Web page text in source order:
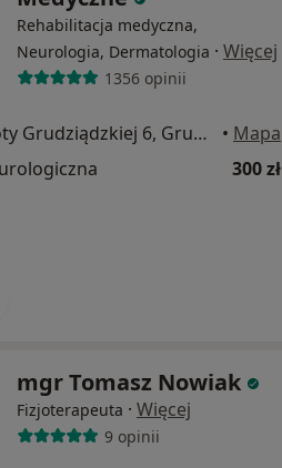
Rehabilitacja medyczna,
Neurologia, Dermatologia · Więcej
1356 opinii
Euromedica Roty Grudziądzkiej 6, Grudziądz • Mapa
300 zł
mgr Tomasz Nowiak
Fizjoterapeuta · Więcej
9 opinii